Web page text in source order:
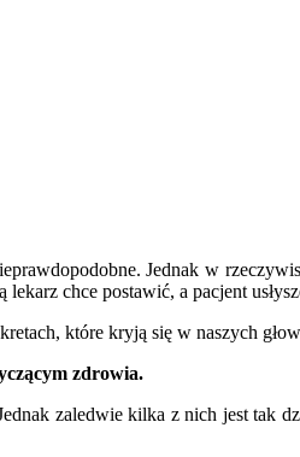
Jednak w
chce postawić, a pacjent
które kryją się w naszych
zdrowia.
zaledwie kilka z nich jest tak